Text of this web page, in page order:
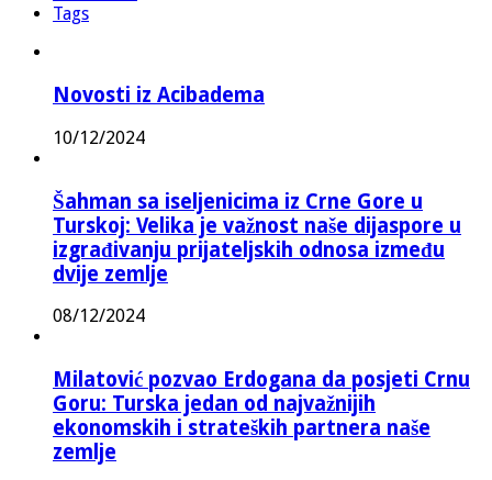
Tags
Novosti iz Acibadema
10/12/2024
Šahman sa iseljenicima iz Crne Gore u
Turskoj: Velika je važnost naše dijaspore u
izgrađivanju prijateljskih odnosa između
dvije zemlje
08/12/2024
Milatović pozvao Erdogana da posjeti Crnu
Goru: Turska jedan od najvažnijih
ekonomskih i strateških partnera naše
zemlje